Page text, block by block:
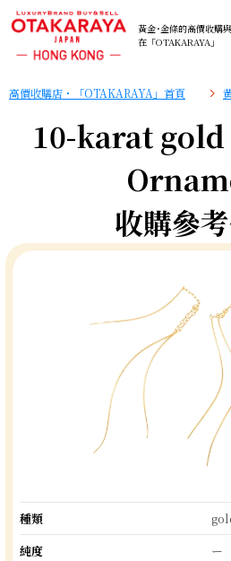
黃金･金條的高價收購
在「OTAKARAYA」
高價收購店・「OTAKARAYA」首頁
10-karat
收購參
種類
純度
ー